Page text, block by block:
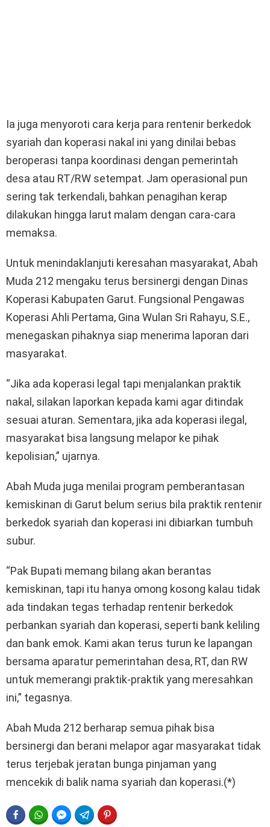
Ia juga menyoroti cara kerja para rentenir berkedok
syariah dan koperasi nakal ini yang dinilai bebas
beroperasi tanpa koordinasi dengan pemerintah
desa atau RT/RW setempat. Jam operasional pun
sering tak terkendali, bahkan penagihan kerap
dilakukan hingga larut malam dengan cara-cara
memaksa.
Untuk menindaklanjuti keresahan masyarakat, Abah
Muda 212 mengaku terus bersinergi dengan Dinas
Koperasi Kabupaten Garut. Fungsional Pengawas
Koperasi Ahli Pertama, Gina Wulan Sri Rahayu, S.E.,
menegaskan pihaknya siap menerima laporan dari
masyarakat.
“Jika ada koperasi legal tapi menjalankan praktik
nakal, silakan laporkan kepada kami agar ditindak
sesuai aturan. Sementara, jika ada koperasi ilegal,
masyarakat bisa langsung melapor ke pihak
kepolisian,” ujarnya.
Abah Muda juga menilai program pemberantasan
kemiskinan di Garut belum serius bila praktik rentenir
berkedok syariah dan koperasi ini dibiarkan tumbuh
subur.
“Pak Bupati memang bilang akan berantas
kemiskinan, tapi itu hanya omong kosong kalau tidak
ada tindakan tegas terhadap rentenir berkedok
perbankan syariah dan koperasi, seperti bank keliling
dan bank emok. Kami akan terus turun ke lapangan
bersama aparatur pemerintahan desa, RT, dan RW
untuk memerangi praktik-praktik yang meresahkan
ini,” tegasnya.
Abah Muda 212 berharap semua pihak bisa
bersinergi dan berani melapor agar masyarakat tidak
terus terjebak jeratan bunga pinjaman yang
mencekik di balik nama syariah dan koperasi.(*)
FACEBOOKWHATSAPPFACEBOOK MESSENGER
TELEGRAM